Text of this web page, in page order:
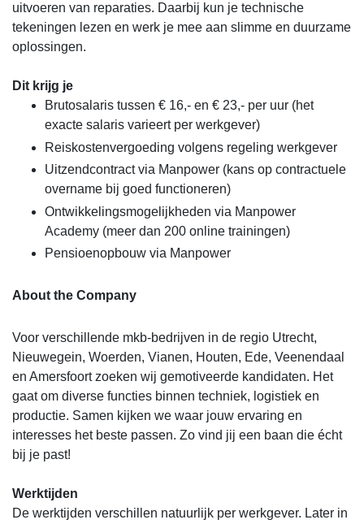
uitvoeren van reparaties. Daarbij kun je technische
tekeningen lezen en werk je mee aan slimme en duurzame
oplossingen.
Dit krijg je
Brutosalaris tussen € 16,- en € 23,- per uur (het
exacte salaris varieert per werkgever)
Reiskostenvergoeding volgens regeling werkgever
Uitzendcontract via Manpower (kans op contractuele
overname bij goed functioneren)
Ontwikkelingsmogelijkheden via Manpower
Academy (meer dan 200 online trainingen)
Pensioenopbouw via Manpower
About the Company
Voor verschillende mkb-bedrijven in de regio Utrecht,
Nieuwegein, Woerden, Vianen, Houten, Ede, Veenendaal
en Amersfoort zoeken wij gemotiveerde kandidaten. Het
gaat om diverse functies binnen techniek, logistiek en
productie. Samen kijken we waar jouw ervaring en
interesses het beste passen. Zo vind jij een baan die écht
bij je past!
Werktijden
De werktijden verschillen natuurlijk per werkgever. Later in